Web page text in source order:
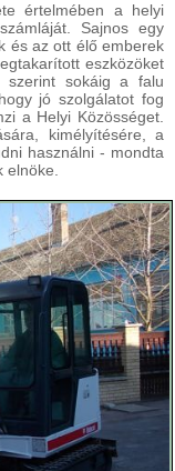
értelmében a helyi
Sajnos egy
és az ott élő emberek
eszközöket
szerint sokáig a falu
jó szolgálatot fog
a Helyi Közösséget.
kimélyítésére, a
használni - mondta